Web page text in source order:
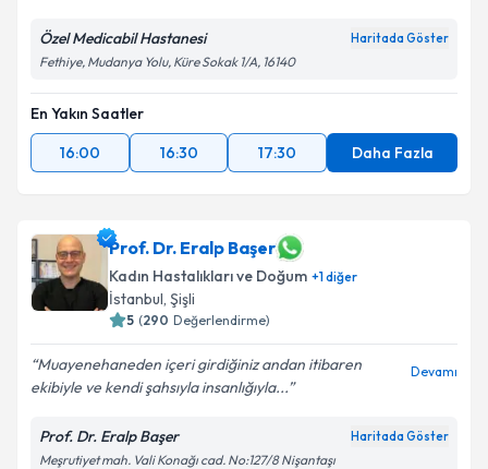
Özel Medicabil Hastanesi Haritada Göster
Fethiye, Mudanya Yolu, Küre Sokak 1/A, 16140
En Yakın Saatler
16:00
16:30 17:30 Daha Fazla
Prof. Dr. Eralp Başer
Kadın Hastalıkları ve Doğum +1diğer
İstanbul, Şişli
5 (290 Değerlendirme)
Muayenehaneden içeri girdiğiniz andan itibaren
ekibiyle ve kendi şahsıyla insanlığıyla...
Devamı
Prof. Dr. Eralp Başer Haritada Göster
Meşrutiyet mah. Vali Konağı cad. No:127/8 Nişantaşı